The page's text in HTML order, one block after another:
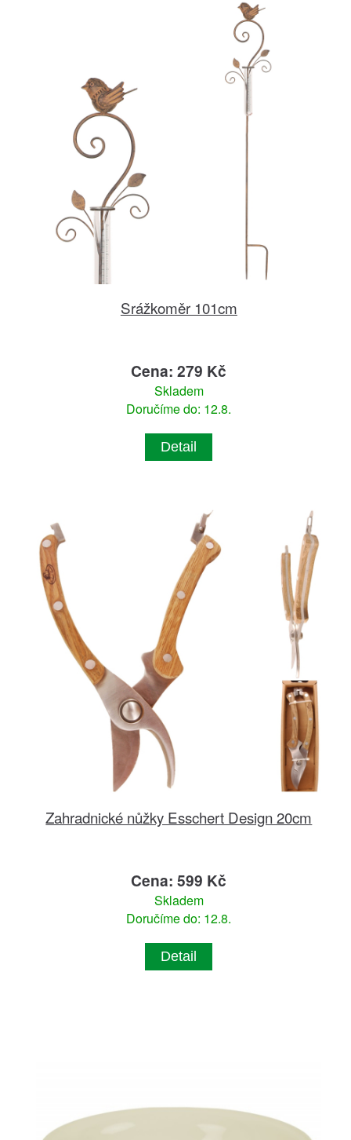
Srážkoměr 101cm
Cena: 279 Kč
Skladem
Doručíme do: 12.8.
Detail
Zahradnické nůžky Esschert Design 20cm
Cena: 599 Kč
Skladem
Doručíme do: 12.8.
Detail